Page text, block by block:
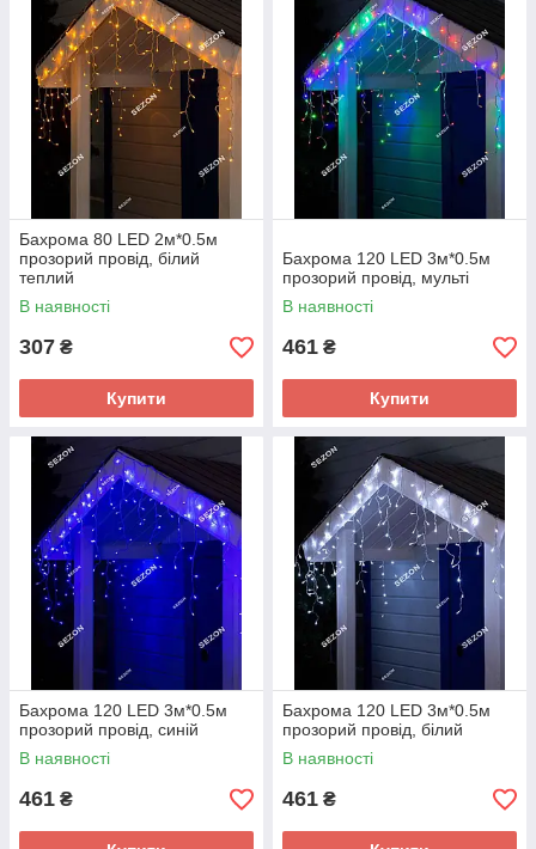
Бахрома 80 LED 2м*0.5м
прозорий провід, білий
теплий
В наявності
307 ₴
Купити
Бахрома 120 LED 3м*0.5м
прозорий провід, мульті
В наявності
461 ₴
Купити
Бахрома 120 LED 3м*0.5м
прозорий провід, синій
В наявності
461 ₴
Бахрома 120 LED 3м*0.5м
прозорий провід, білий
В наявності
461 ₴